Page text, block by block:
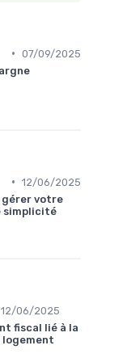
• 07/09/2025
• 12/06/2025
gérer votre
simplicité
12/06/2025
fiscal lié à la